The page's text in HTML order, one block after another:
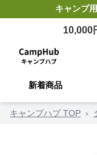
キャンプ
10,000
新着商品
キャンプハブ TOP ›